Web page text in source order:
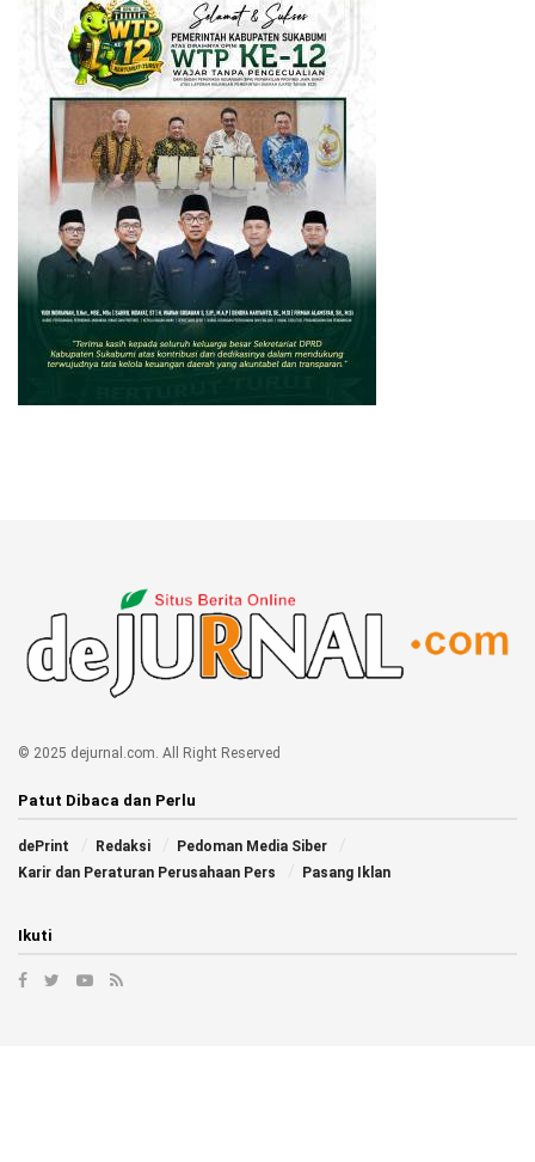
© 2025 dejurnal.com. All Right Reserved
Patut Dibaca dan Perlu
dePrint Redaksi
Pedoman Media Siber
Karir dan Peraturan Perusahaan Pers
Pasang Iklan
Ikuti